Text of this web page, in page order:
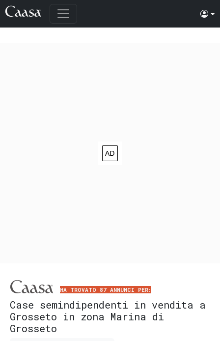
HA TROVATO 87 ANNUNCI PER:
Case semindipendenti in vendita a
Grosseto in zona Marina di
Grosseto